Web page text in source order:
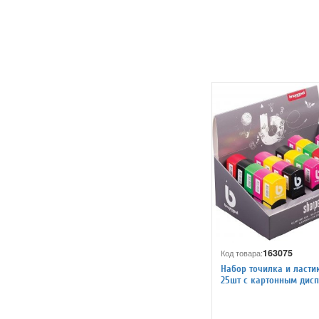
Код товара:163075
Набор точилка и
25шт с картонным